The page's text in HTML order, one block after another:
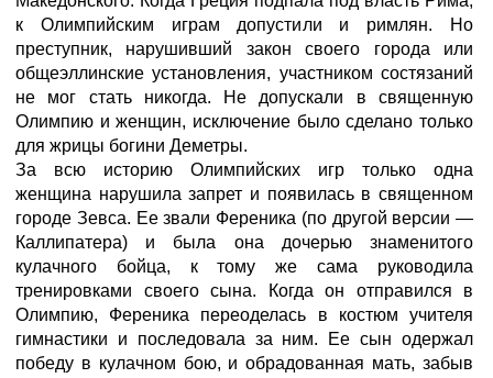
к Олимпийским играм допустили и римлян. Но
преступник, нарушивший закон своего города или
общеэллинские установления, участником состязаний
не мог стать никогда. Не допускали в священную
Олимпию и женщин, исключение было сделано только
для жрицы богини Деметры.
За всю историю Олимпийских игр только одна
женщина нарушила запрет и появилась в священном
городе Зевса. Ее звали Ференика (по другой версии —
Каллипатера) и была она дочерью знаменитого
кулачного бойца, к тому же сама руководила
тренировками своего сына. Когда он отправился в
Олимпию, Ференика переоделась в костюм учителя
гимнастики и последовала за ним. Ее сын одержал
победу в кулачном бою, и обрадованная мать, забыв